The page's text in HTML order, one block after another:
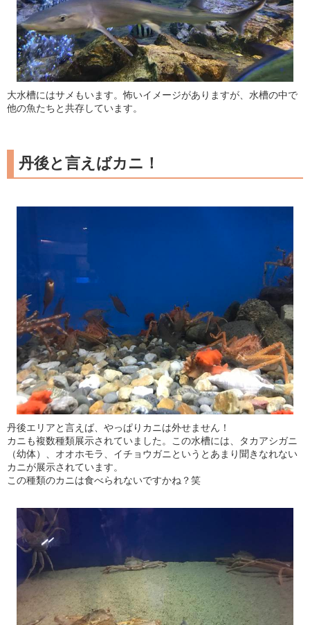
大水槽にはサメもいます。怖いイメージがありますが、水槽の中で
他の魚たちと共存しています。
丹後と言えばカニ！
丹後エリアと言えば、やっぱりカニは外せません！
カニも複数種類展示されていました。この水槽には、タカアシガニ
（幼体）、オオホモラ、イチョウガニというとあまり聞きなれない
カニが展示されています。
この種類のカニは食べられないですかね？笑